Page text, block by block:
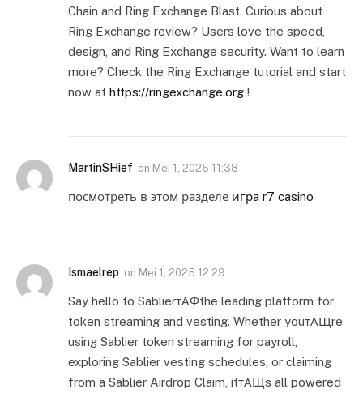
Chain and Ring Exchange Blast. Curious about
Ring Exchange review? Users love the speed,
design, and Ring Exchange security. Want to learn
more? Check the Ring Exchange tutorial and start
now at https://ringexchange.org !
MartinSHief on Mei 1, 2025 11:38
посмотреть в этом разделе игра r7 casino
Ismaelrep on Mei 1, 2025 12:29
Say hello to SablierтАФthe leading platform for
token streaming and vesting. Whether youтАЩre
using Sablier token streaming for payroll,
exploring Sablier vesting schedules, or claiming
from a Sablier Airdrop Claim, itтАЩs all powered